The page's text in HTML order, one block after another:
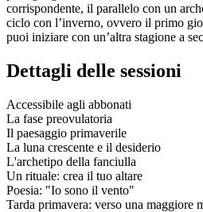
corrispondente, il parallelo con un
ciclo con l’inverno, ovvero il primo
puoi iniziare con un’altra stagione a
Dettagli delle sessioni
Accessibile agli abbonati
La fase preovulatoria
Il paesaggio primaverile
La luna crescente e il desiderio
L'archetipo della fanciulla
Un rituale: crea il tuo altare
Poesia: "Io sono il vento"
Tarda primavera: verso una maggiore